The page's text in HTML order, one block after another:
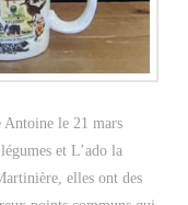
Antoine le 21 mars
et L’ado la
elles ont des